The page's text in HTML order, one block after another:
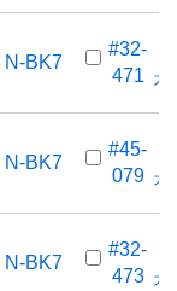
N-BK7
#32-
471 가
N-BK7
#45-
079 가
N-BK7
#32-
473 가